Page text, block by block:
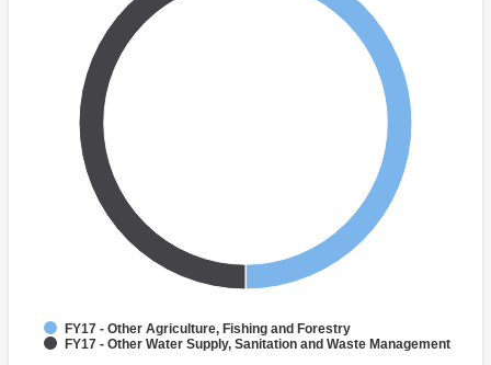
FY17 - Other Agriculture, Fishing and Forestry
FY17 - Other Water Supply, Sanitation and Waste Management